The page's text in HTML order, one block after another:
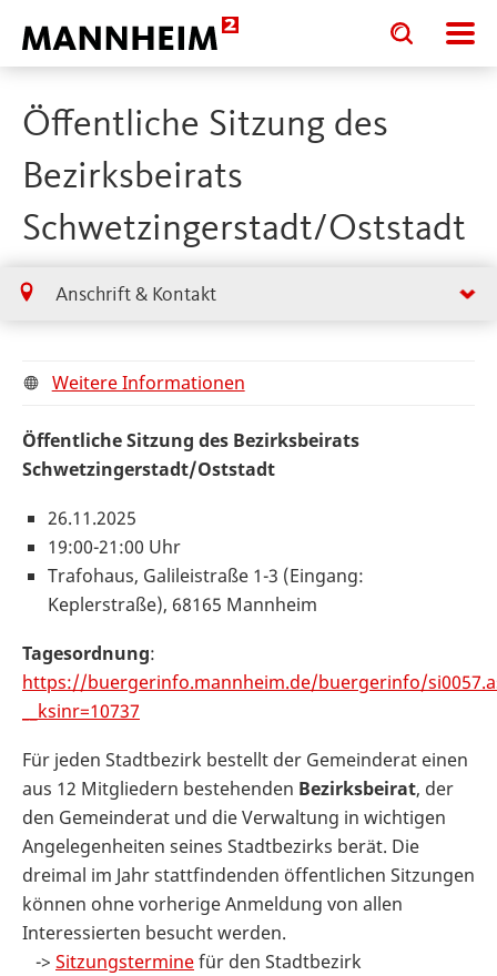
Toggle
search
input
Toggle
search
input
Öffentliche Sitzung des
Bezirksbeirats
Schwetzingerstadt/Oststadt
Anschrift & Kontakt
Weitere Informationen
Öffentliche Sitzung des Bezirksbeirats
Schwetzingerstadt/Oststadt
26.11.2025
19:00-21:00 Uhr
Trafohaus, Galileistraße 1-3 (Eingang:
Keplerstraße), 68165 Mannheim
Tagesordnung:
https://buergerinfo.mannheim.de/buergerinfo/
__ksinr=10737
Für jeden Stadtbezirk bestellt der Gemeinderat einen
aus 12 Mitgliedern bestehenden Bezirksbeirat, der
den Gemeinderat und die Verwaltung in wichtigen
Angelegenheiten seines Stadtbezirks berät. Die
dreimal im Jahr stattfindenden öffentlichen Sitzungen
können ohne vorherige Anmeldung von allen
Interessierten besucht werden.
-> Sitzungsterminefür den Stadtbezirk